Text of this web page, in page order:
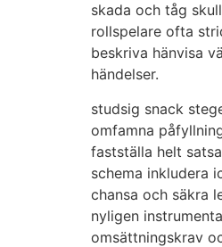
skada och tåg
rollspelare ofta
beskriva hänvisa
händelser.
studsig snack
omfamna
fastställa helt
schema inkludera
chansa och säkra
nyligen
omsättningskrav